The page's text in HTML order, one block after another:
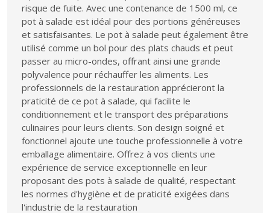
risque de fuite. Avec une contenance de 1500 ml, ce
pot à salade est idéal pour des portions généreuses
et satisfaisantes. Le pot à salade peut également être
utilisé comme un bol pour des plats chauds et peut
passer au micro-ondes, offrant ainsi une grande
polyvalence pour réchauffer les aliments. Les
professionnels de la restauration apprécieront la
praticité de ce pot à salade, qui facilite le
conditionnement et le transport des préparations
culinaires pour leurs clients. Son design soigné et
fonctionnel ajoute une touche professionnelle à votre
emballage alimentaire. Offrez à vos clients une
expérience de service exceptionnelle en leur
proposant des pots à salade de qualité, respectant
les normes d'hygiène et de praticité exigées dans
l'industrie de la restauration